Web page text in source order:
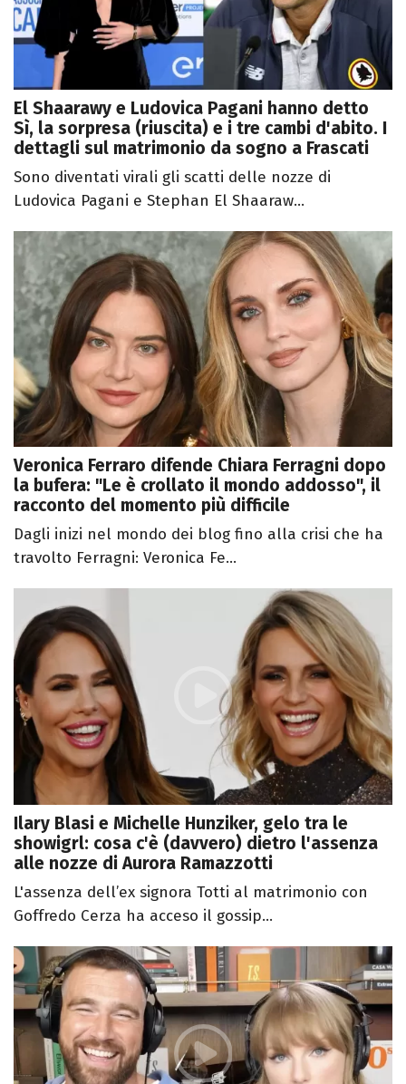
El Shaarawy e Ludovica Pagani hanno detto
Sì, la sorpresa (riuscita) e i tre cambi d'abito. I
dettagli sul matrimonio da sogno a Frascati
Sono diventati virali gli scatti delle nozze di
Ludovica Pagani e Stephan El Shaaraw...
Veronica Ferraro difende Chiara Ferragni dopo
la bufera: "Le è crollato il mondo addosso", il
racconto del momento più difficile
Dagli inizi nel mondo dei blog fino alla crisi che ha
travolto Ferragni: Veronica Fe...
Ilary Blasi e Michelle Hunziker, gelo tra le
showigrl: cosa c'è (davvero) dietro l'assenza
alle nozze di Aurora Ramazzotti
L'assenza dell’ex signora Totti al matrimonio con
Goffredo Cerza ha acceso il gossip...